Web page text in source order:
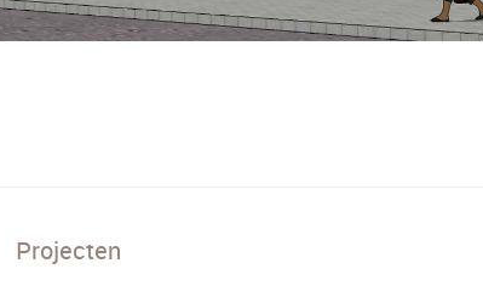
Projecten